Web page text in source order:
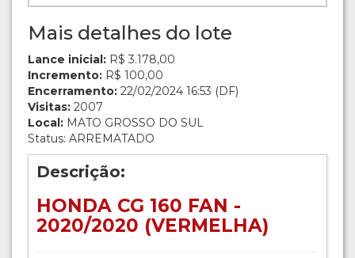
Mais detalhes do lote
Lance inicial: R$ 3.178,00
Incremento: R$ 100,00
Encerramento: 22/02/2024 16:53 (DF)
Visitas: 2007
Local: MATO GROSSO DO SUL
Status: ARREMATADO
Descrição:
HONDA CG 160 FAN -
2020/2020 (VERMELHA)